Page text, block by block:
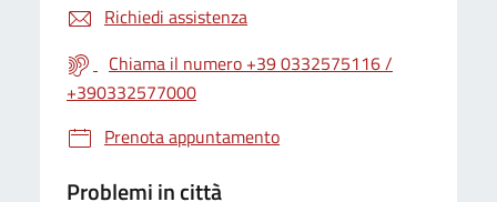
Richiedi assistenza
Chiama il numero +39 0332575116 /
+390332577000
Prenota appuntamento
Problemi in città